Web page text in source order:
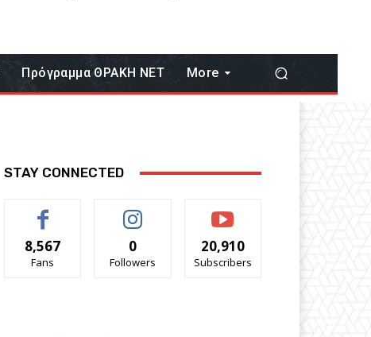
Πρόγραμμα ΘΡΑΚΗ ΝΕΤ More
STAY CONNECTED
8,567
Fans
0
Followers
20,910
Subscribers